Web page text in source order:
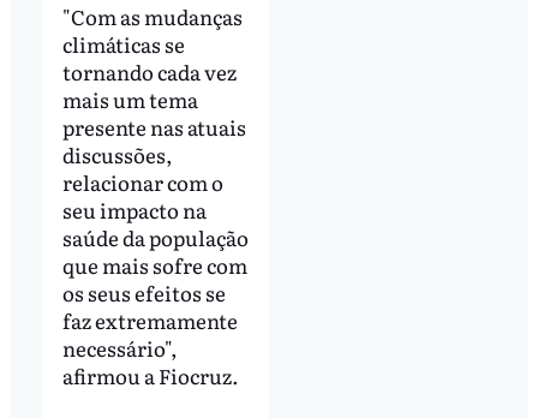
"Com as mudanças
climáticas se
tornando cada vez
mais um tema
presente nas atuais
discussões,
relacionar com o
seu impacto na
saúde da população
que mais sofre com
os seus efeitos se
faz extremamente
necessário",
afirmou a Fiocruz.